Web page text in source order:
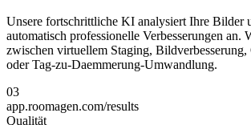
Unsere fortschrittliche KI analysiert Ihre Bilder
automatisch professionelle Verbesserungen an.
zwischen virtuellem Staging,
oder Tag-zu-Daemmerung-Umwandlung.
03
app.roomagen.com/results
Qualität